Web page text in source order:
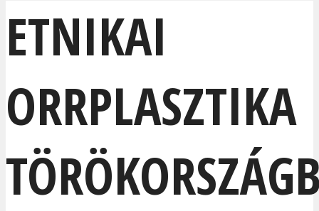
ETNIKAI
ORRPLASZTIKA